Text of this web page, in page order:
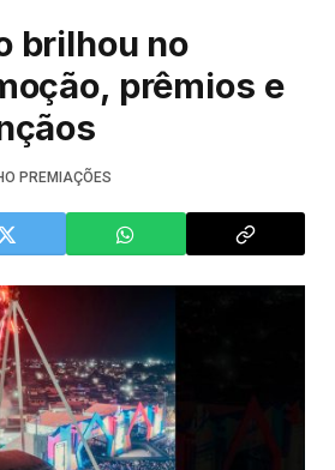
brilhou no
prêmios e
PREMIAÇÕES